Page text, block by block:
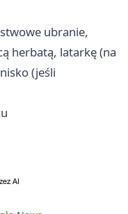
ubranie,
herbatą, latarkę (na
(jeśli